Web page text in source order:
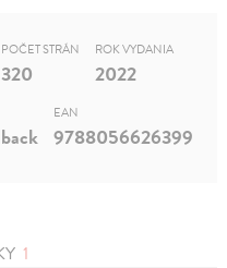
1
POČET STRÁN
320
ROK VYDANIA
2022
EAN
9788056626399